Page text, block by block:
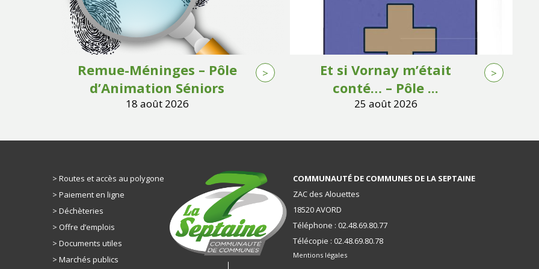
Remue-Méninges – Pôle
d’Animation Séniors
18 août 2026
>
Et si Vornay m’était
conté… – Pôle ...
25 août 2026
>
Routes et accès au polygone
Paiement en ligne
Déchèteries
Offre d’emplois
Documents utiles
Marchés publics
COMMUNAUTÉ DE COMMUNES DE LA SEPTAINE
ZAC des Alouettes
18520 AVORD
Téléphone : 02.48.69.80.77
Télécopie : 02.48.69.80.78
Mentions légales